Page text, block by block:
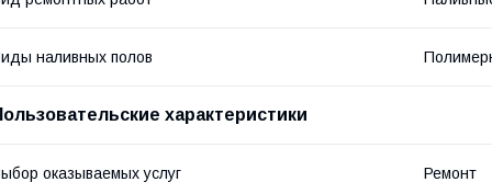
наливных полов
характеристики
оказываемых услуг Ремонт